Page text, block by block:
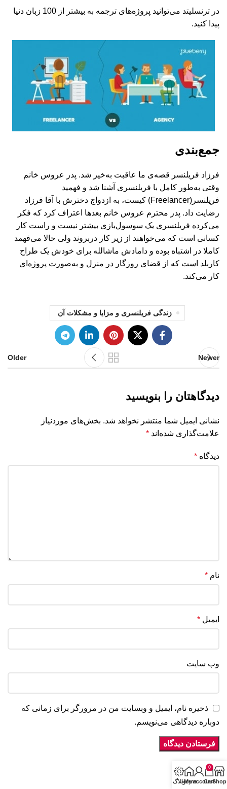
در ترنسلیتد می‌توانید پروژه‌های ترجمه به بیشتر از 100 زبان دنیا
پیدا کنید.
جمع‌بندی
فرزاد فریلنسر قصه‌ی ما عاقبت به‌خیر شد. پدر عروس خانم
وقتی به‌طور کامل با فریلنسری آشنا شد و فهمید
فریلنسر(Freelancer) کیست، به ازدواج دخترش با آقا فرزاد
رضایت داد. پدر محترم عروس خانم بعدها اعتراف کرد که فکر
می‌کرده فریلنسری یک سوسول‌بازی بیشتر نیست و راست کار
کسانی است که می‌خواهند از زیر کار دربروند ولی حالا می‌فهمد
کاملا در اشتباه بوده و دامادش ماشالله برای خودش یک طراح
کاربلد است که از قضای روزگار در منزل و به‌صورت پروژه‌ای
کار می‌کند.
زندگی فریلنسری و مزایا و مشکلات آن
Newer
Older
دیدگاهتان را بنویسید
نشانی ایمیل شما منتشر نخواهد شد. بخش‌های موردنیاز
علامت‌گذاری شده‌اند *
دیدگاه *
نام *
ایمیل *
وب‌ سایت
ذخیره نام، ایمیل و وبسایت من در مرورگر برای زمانی که
دوباره دیدگاهی می‌نویسم.
Shop
0
Cart
My account
Homeوبلاگ